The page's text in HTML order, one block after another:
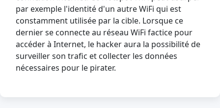
par exemple l'identité d'un autre WiFi qui est
constamment utilisée par la cible. Lorsque ce
dernier se connecte au réseau WiFi factice pour
accéder à Internet, le hacker aura la possibilité de
surveiller son trafic et collecter les données
nécessaires pour le pirater.